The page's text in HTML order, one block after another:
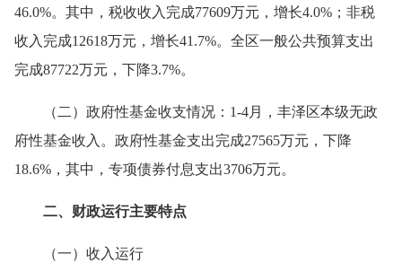
46.0%。其中，税收收入完成77609万元，增长4.0%；非税
收入完成12618万元，增长41.7%。全区一般公共预算支出
完成87722万元，下降3.7%。
（二）政府性基金收支情况：1-4月，丰泽区本级无政
府性基金收入。政府性基金支出完成27565万元，下降
18.6%，其中，专项债券付息支出3706万元。
二、财政运行主要特点
（一）收入运行